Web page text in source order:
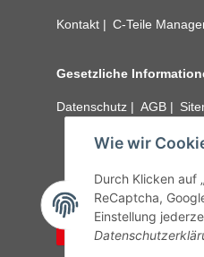
Wie wir
Durch Klicken auf
ReCaptcha,
Einstellung
Kontakt C-Teile
Gesetzliche
Datenschutz AGB
Vertrag widerrufen